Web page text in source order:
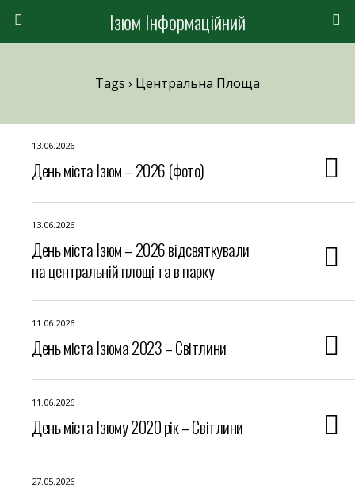
Ізюм Інформаційний
Tags › Центральна Площа
13.06.2026
День міста Ізюм – 2026 (фото)
13.06.2026
День міста Ізюм – 2026 відсвяткували
на центральній площі та в парку
11.06.2026
День міста Ізюма 2023 – Світлини
11.06.2026
День міста Ізюму 2020 рік – Світлини
27.05.2026